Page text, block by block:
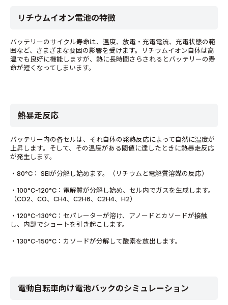
リチウムイオン電池の特徴
バッテリーのサイクル寿命は、温度、放電・充電電流、充電状態の範
囲など、さまざまな要因の影響を受けます。リチウムイオン自体は高
温でも良好に機能しますが、熱に長時間さらされるとバッテリーの寿
命が短くなってしまいます。
熱暴走反応
バッテリー内の各セルは、それ自体の発熱反応によって自然に温度が
上昇します。そして、その温度がある閾値に達したときに熱暴走反応
が発生します。
・80°C： SEIが分解し始めます。（リチウムと電解質溶媒の反応）
・100°C-120°C：電解質が分解し始め、セル内でガスを生成します。
（CO2、CO、CH4、C2H6、C2H4、H2）
・120°C-130°C：セパレーターが溶け、アノードとカソードが接触
し、内部でショートを引き起こします。
・130°C-150°C：カソードが分解して酸素を放出します。
電動自転車向け電池パックのシミュレーション